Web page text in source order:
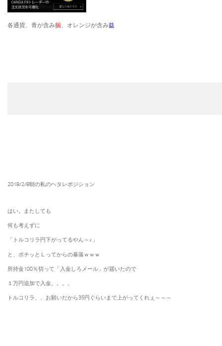
各通貨、青が含み損、オレンジが含み益
2018/2/8朝の私のヘタレポジション
はい。またしても
何も考えずに
「トルコリラ円下がってるやん～♪」
と、ポチッとＬってからの暴落ｗｗｗ
所持金100％切って「入金しろメール」が届いたので
１万円追加で入金。。。。
トルコリラ、、お願いだから35円ぐらいまで上がってくれぇ～～～